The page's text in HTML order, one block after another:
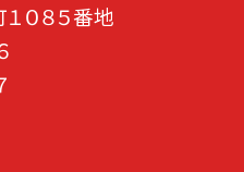
０８５番地